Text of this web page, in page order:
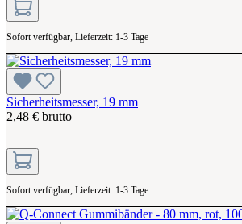
Sofort verfügbar, Lieferzeit: 1-3 Tage
Sicherheitsmesser, 19 mm
2,48 € brutto
Sofort verfügbar, Lieferzeit: 1-3 Tage